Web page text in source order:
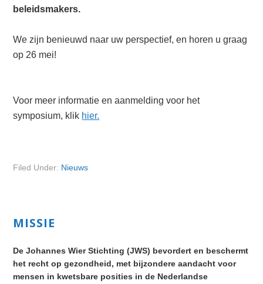
beleidsmakers.
We zijn benieuwd naar uw perspectief, en horen u graag
op 26 mei!
Voor meer informatie en aanmelding voor het
symposium, klik hier.
Filed Under: Nieuws
Primary
MISSIE
De Johannes Wier Stichting (JWS) bevordert en beschermt
het recht op gezondheid, met bijzondere aandacht voor
mensen in kwetsbare posities in de Nederlandse